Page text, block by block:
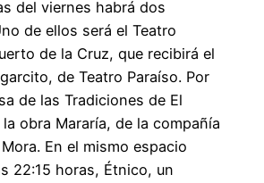
del viernes habrá dos
de ellos será el Teatro
de la Cruz, que recibirá el
de Teatro Paraíso. Por
de las Tradiciones de El
obra Mararía, de la compañía
En el mismo espacio
22:15 horas, Étnico, un